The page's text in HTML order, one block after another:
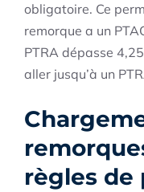
obligatoire. Ce
remorque a un
PTRA dépasse
aller jusqu’à un
règles de